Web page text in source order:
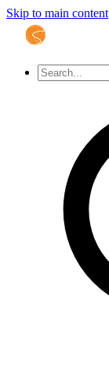
Skip to main content